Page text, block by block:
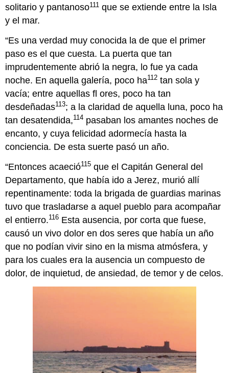
solitario y pantanoso111 que se extiende entre la Isla
y el mar.
“Es una verdad muy conocida la de que el primer
paso es el que cuesta. La puerta que tan
imprudentemente abrió la negra, lo fue ya cada
noche. En aquella galería, poco ha112 tan sola y
vacía; entre aquellas fl ores, poco ha tan
desdeñadas113; a la claridad de aquella luna, poco ha
tan desatendida,114 pasaban los amantes noches de
encanto, y cuya felicidad adormecía hasta la
conciencia. De esta suerte pasó un año.
“Entonces acaeció115 que el Capitán General del
Departamento, que había ido a Jerez, murió allí
repentinamente: toda la brigada de guardias marinas
tuvo que trasladarse a aquel pueblo para acompañar
el entierro.116 Esta ausencia, por corta que fuese,
causó un vivo dolor en dos seres que había un año
que no podían vivir sino en la misma atmósfera, y
para los cuales era la ausencia un compuesto de
dolor, de inquietud, de ansiedad, de temor y de celos.